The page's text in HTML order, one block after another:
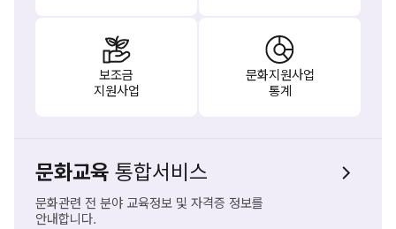
보조금
지원사업
문화지원사업
통계
문화교육 통합서비스
문화관련 전 분야 교육정보 및 자격증 정보를
안내합니다.